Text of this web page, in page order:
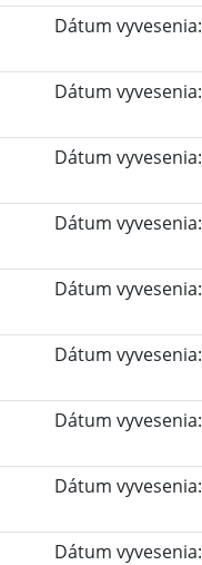
Dátum vyvesenia:
Dátum vyvesenia:
Dátum vyvesenia:
Dátum vyvesenia:
Dátum vyvesenia:
Dátum vyvesenia:
Dátum vyvesenia:
Dátum vyvesenia:
Dátum vyvesenia: